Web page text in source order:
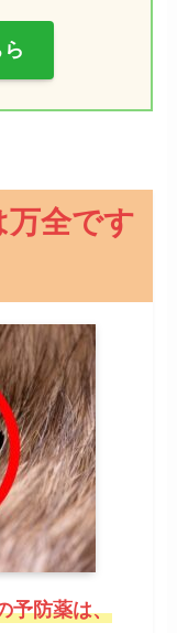
万全です
予防薬は、